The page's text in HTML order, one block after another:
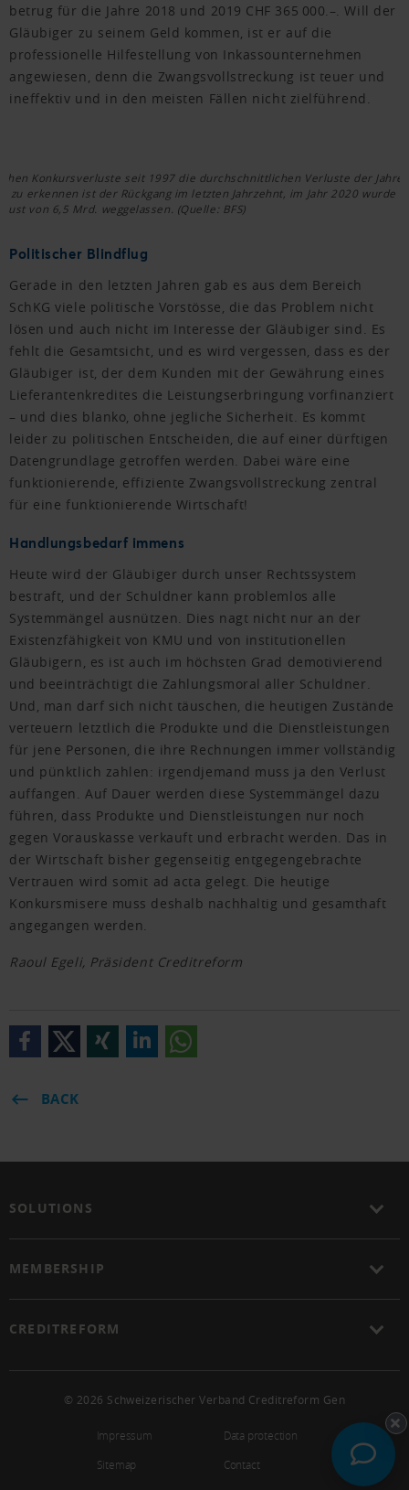
betrug für die Jahre 2018 und 2019 CHF 365 000.–. Will der
Gläubiger zu seinem Geld kommen, ist er auf die
professionelle Hilfestellung von Inkassounternehmen
angewiesen, denn die Zwangsvollstreckung ist teuer und
ineffektiv und in den meisten Fällen nicht zielführend.
Konkursverluste seit 1997 die durchschnittlichen Verluste der Jahre
zu erkennen ist der Rückgang im letzten Jahrzehnt, im Jahr 2020 wurde
von 6,5 Mrd. weggelassen. (Quelle: BFS)
Politischer Blindflug
Gerade in den letzten Jahren gab es aus dem Bereich
SchKG viele politische Vorstösse, die das Problem nicht
lösen und auch nicht im Interesse der Gläubiger sind. Es
fehlt die Gesamtsicht, und es wird vergessen, dass es der
Gläubiger ist, der dem Kunden mit der Gewährung eines
Lieferantenkredites die Leistungserbringung vorfinanziert
– und dies blanko, ohne jegliche Sicherheit. Es kommt
leider zu politischen Entscheiden, die auf einer dürftigen
Datengrundlage getroffen werden. Dabei wäre eine
funktionierende, effiziente Zwangsvollstreckung zentral
für eine funktionierende Wirtschaft!
Handlungsbedarf immens
Heute wird der Gläubiger durch unser Rechtssystem
bestraft, und der Schuldner kann problemlos alle
Systemmängel ausnützen. Dies nagt nicht nur an der
Existenzfähigkeit von KMU und von institutionellen
Gläubigern, es ist auch im höchsten Grad demotivierend
und beeinträchtigt die Zahlungsmoral aller Schuldner.
Und, man darf sich nicht täuschen, die heutigen Zustände
verteuern letztlich die Produkte und die Dienstleistungen
für jene Personen, die ihre Rechnungen immer vollständig
und pünktlich zahlen: irgendjemand muss ja den Verlust
auffangen. Auf Dauer werden diese Systemmängel dazu
führen, dass Produkte und Dienstleistungen nur noch
gegen Vorauskasse verkauft und erbracht werden. Das in
der Wirtschaft bisher gegenseitig entgegengebrachte
Vertrauen wird somit ad acta gelegt. Die heutige
Konkursmisere muss deshalb nachhaltig und gesamthaft
angegangen werden.
Raoul Egeli, Präsident Creditreform
BACK
SOLUTIONS
MEMBERSHIP
CREDITREFORM
© 2026 Schweizerischer Verband Creditreform Gen
Impressum
Data protection
Sitemap
Contact